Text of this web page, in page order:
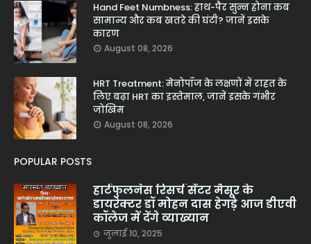
Hand Feet Numbness: हाथ-पैर सुन्न होना कब
सामान्य और कब खतरे की घंटी? जानें इसके
कारण
August 08, 2026
HRT Treatment: मेनोपॉज के लक्षणों में राहत के
लिए बढ़ा HRT का इस्तेमाल, जानें इसके गंभीर
जोखिम
August 08, 2026
POPULAR POSTS
हार्टफुलनेस रिसर्च सेंटर मैसूर के
डायरेक्टर डॉ मोहन दास हेगड़े आज डीएवी
कॉलेज में देंगे व्याख्यान
जुलाई 10, 2025